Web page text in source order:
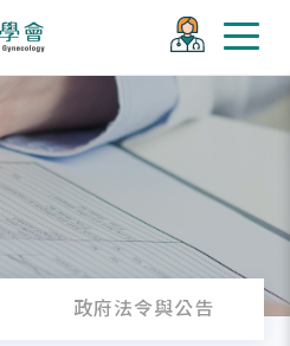
政府法令與公告